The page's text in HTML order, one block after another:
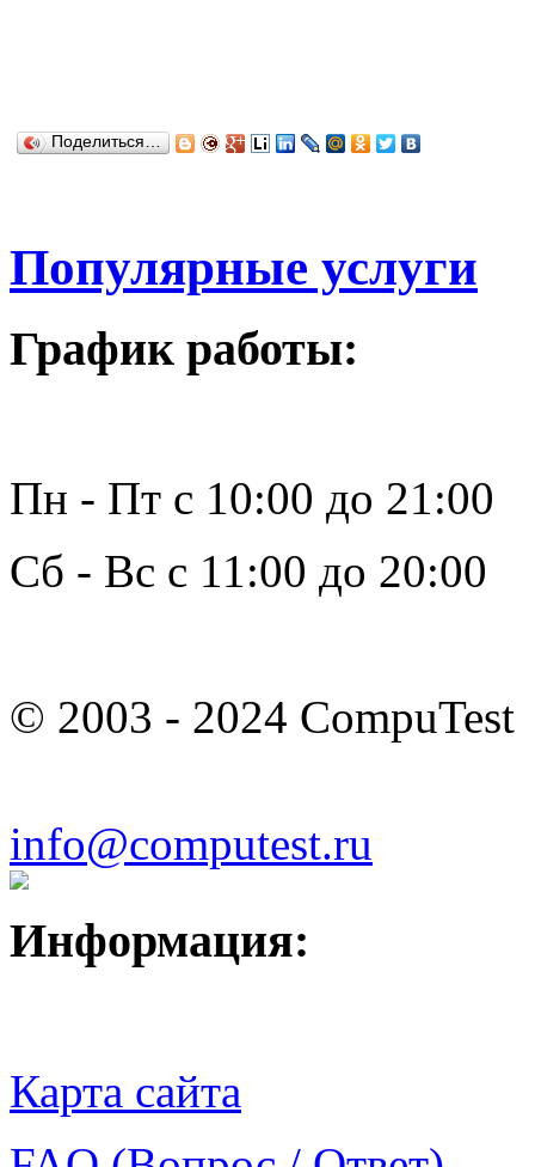
Поделиться…
Популярные услуги
График работы:
Пн - Пт с 10:00 до 21:00
Сб - Вс с 11:00 до 20:00
© 2003 - 2024 CompuTest
info@computest.ru
Информация:
Карта сайта